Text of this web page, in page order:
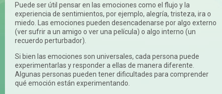
Puede ser útil pensar en las emociones como el flujo y la
experiencia de sentimientos, por ejemplo, alegría, tristeza, ira o
miedo. Las emociones pueden desencadenarse por algo externo
(ver sufrir a un amigo o ver una película) o algo interno (un
recuerdo perturbador).
Si bien las emociones son universales, cada persona puede
experimentarlas y responder a ellas de manera diferente.
Algunas personas pueden tener dificultades para comprender
qué emoción están experimentando.